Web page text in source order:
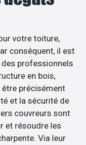
votre toiture,
conséquent, il est
professionnels
en bois,
précisément
et la sécurité de
couvreurs sont
et résoudre les
Via leur